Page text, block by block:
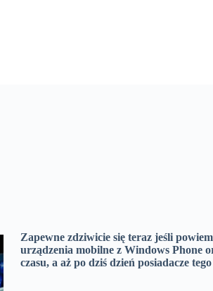
Zapewne zdziwicie się teraz jeśli
urządzenia mobilne z Windows Phone
czasu, a aż po dziś dzień posiadacze